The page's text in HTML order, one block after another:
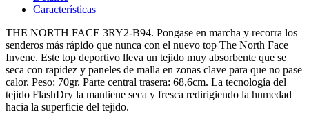
Características
THE NORTH FACE 3RY2-B94. Pongase en marcha y recorra los
senderos más rápido que nunca con el nuevo top The North Face
Invene. Este top deportivo lleva un tejido muy absorbente que se
seca con rapidez y paneles de malla en zonas clave para que no pase
calor. Peso: 70gr. Parte central trasera: 68,6cm. La tecnología del
tejido FlashDry la mantiene seca y fresca redirigiendo la humedad
hacia la superficie del tejido.